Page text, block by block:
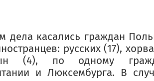
дела касались граждан
русских (17),
(4), по одному
и Люксембурга. В